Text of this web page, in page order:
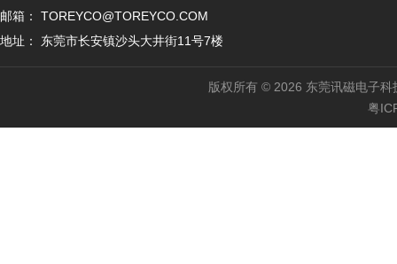
邮箱： TOREYCO@TOREYCO.COM
地址： 东莞市长安镇沙头大井街11号7楼
版权所有 © 2026 东莞讯磁电子
粤